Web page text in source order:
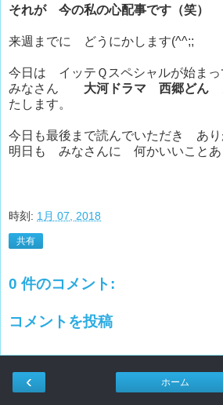
それが 今の私の心配事です（笑）
来週までに どうにかします(^^;;
今日は イッテＱスペシャルが始まっ
みなさん 大河ドラマ 西郷どん
たします。
今日も最後まで読んでいただき あり
明日も みなさんに 何かいいこと
時刻: 1月 07, 2018
共有
0 件のコメント:
コメントを投稿
‹ ホーム